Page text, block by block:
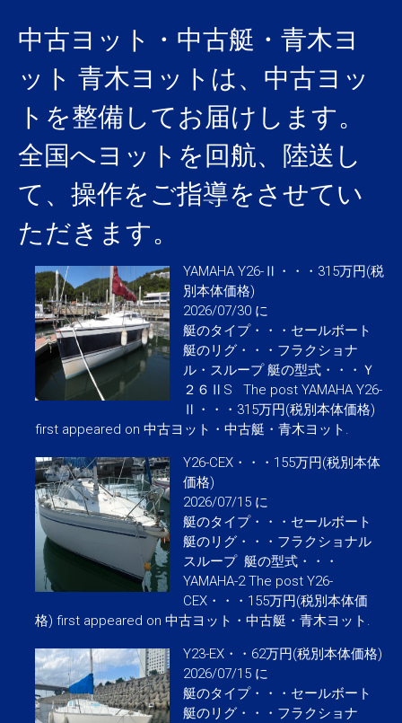
中古ヨット・中古艇・青木ヨ
ット 青木ヨットは、中古ヨッ
トを整備してお届けします。
全国へヨットを回航、陸送し
て、操作をご指導をさせてい
ただきます。
YAMAHA Y26-Ⅱ・・・315万円(税
別本体価格)
2026/07/30 に
艇のタイプ・・・セールボート
艇のリグ・・・フラクショナ
ル・スループ 艇の型式・・・Ｙ
２６ⅡS The post YAMAHA Y26-
Ⅱ・・・315万円(税別本体価格)
first appeared on 中古ヨット・中古艇・青木ヨット.
Y26-CEX・・・155万円(税別本体
価格)
2026/07/15 に
艇のタイプ・・・セールボート
艇のリグ・・・フラクショナル
スループ 艇の型式・・・
YAMAHA-2 The post Y26-
CEX・・・155万円(税別本体価
格) first appeared on 中古ヨット・中古艇・青木ヨット.
Y23-EX・・62万円(税別本体価格)
2026/07/15 に
艇のタイプ・・・セールボート
艇のリグ・・・フラクショナ